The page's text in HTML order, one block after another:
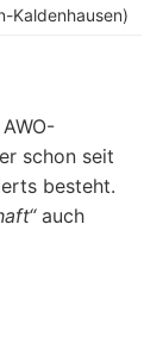
Kaldenhausen)
schon seit
besteht.
auch